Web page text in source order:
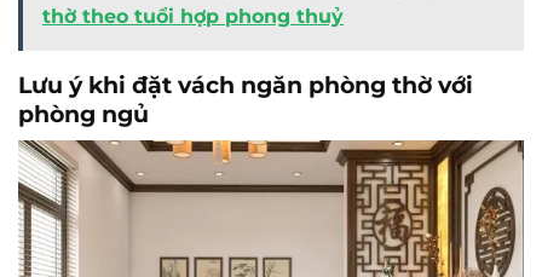
thờ theo tuổi hợp phong thuỷ
Lưu ý khi đặt vách ngăn phòng thờ với
phòng ngủ